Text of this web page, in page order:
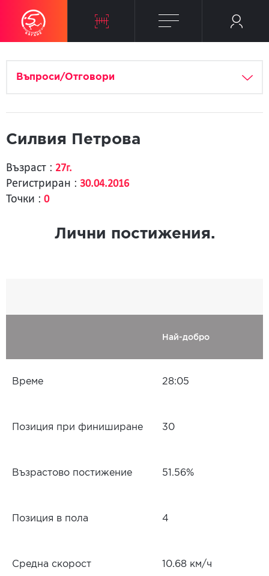
Въпроси/Отговори
Силвия Петрова
Възраст : 27г.
Регистриран : 30.04.2016
Точки : 0
Лични постижения.
Най-добро
Време 28:05
Позиция при финиширане 30
Възрастово постижение 51.56%
Позиция в пола 4
Средна скорост 10.68 км/ч